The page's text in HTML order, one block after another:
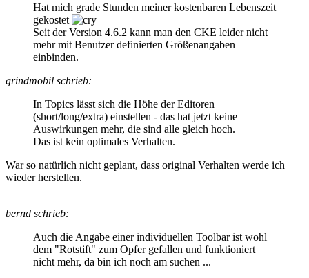
Hat mich grade Stunden meiner kostenbaren Lebenszeit
gekostet
Seit der Version 4.6.2 kann man den CKE leider nicht
mehr mit Benutzer definierten Größenangaben
einbinden.
grindmobil schrieb:
In Topics lässt sich die Höhe der Editoren
(short/long/extra) einstellen - das hat jetzt keine
Auswirkungen mehr, die sind alle gleich hoch.
Das ist kein optimales Verhalten.
War so natürlich nicht geplant, dass original Verhalten werde ich
wieder herstellen.
bernd schrieb:
Auch die Angabe einer individuellen Toolbar ist wohl
dem "Rotstift" zum Opfer gefallen und funktioniert
nicht mehr, da bin ich noch am suchen ...